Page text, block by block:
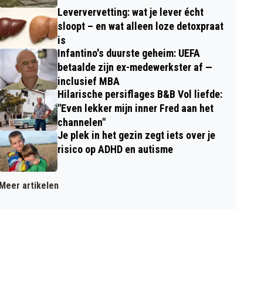
Leververvetting: wat je lever écht
sloopt – en wat alleen loze detoxpraat
is
Infantino's duurste geheim: UEFA
betaalde zijn ex-medewerkster af —
inclusief MBA
Hilarische persiflages B&B Vol liefde:
"Even lekker mijn inner Fred aan het
channelen"
Je plek in het gezin zegt iets over je
risico op ADHD en autisme
Meer artikelen